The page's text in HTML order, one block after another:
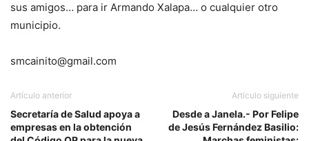
sus amigos… para ir Armando Xalapa… o cualquier otro
municipio.
smcainito@gmail.com
Artículo anterior
Secretaría de Salud apoya a
empresas en la obtención
Artículo siguiente
Desde a Janela.- Por Felipe
de Jesús Fernández Basilio: